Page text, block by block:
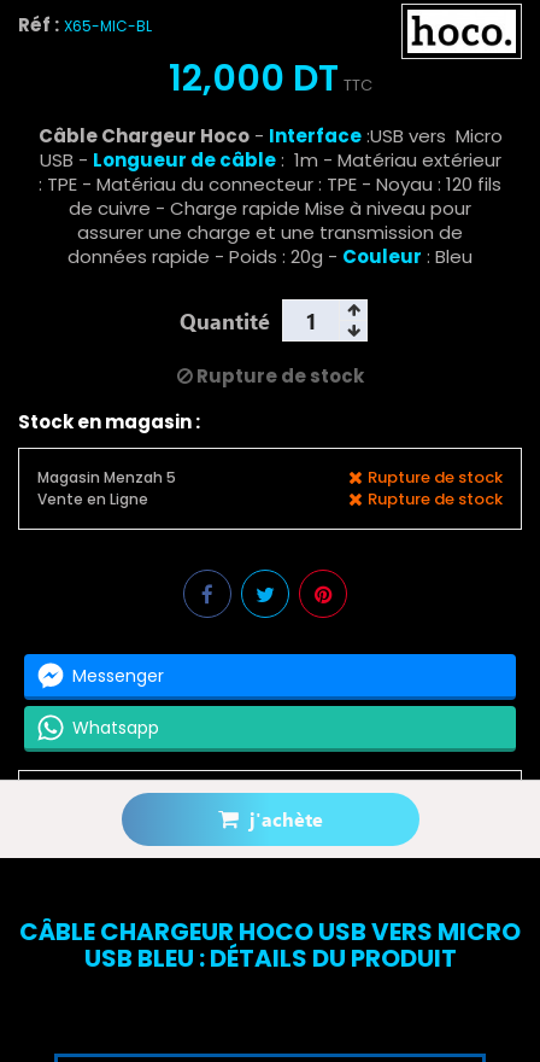
Réf : X65-MIC-BL
12,000 DT TTC
Câble Chargeur Hoco- Interface:USB vers Micro
USB - Longueur de câble : 1m - Matériau extérieur
: TPE - Matériau du connecteur : TPE - Noyau : 120 fils
de cuivre - Charge rapide Mise à niveau pour
assurer une charge et une transmission de
données rapide - Poids : 20g - Couleur : Bleu
Quantité
j'achète
Rupture de stock
Stock en magasin :
Magasin Menzah 5 Rupture de stock
Vente en Ligne Rupture de stock
Messenger
Whatsapp
Prévenez-moi lorsque le produit est disponible
CÂBLE CHARGEUR HOCO USB VERS MICRO
USB BLEU : DÉTAILS DU PRODUIT